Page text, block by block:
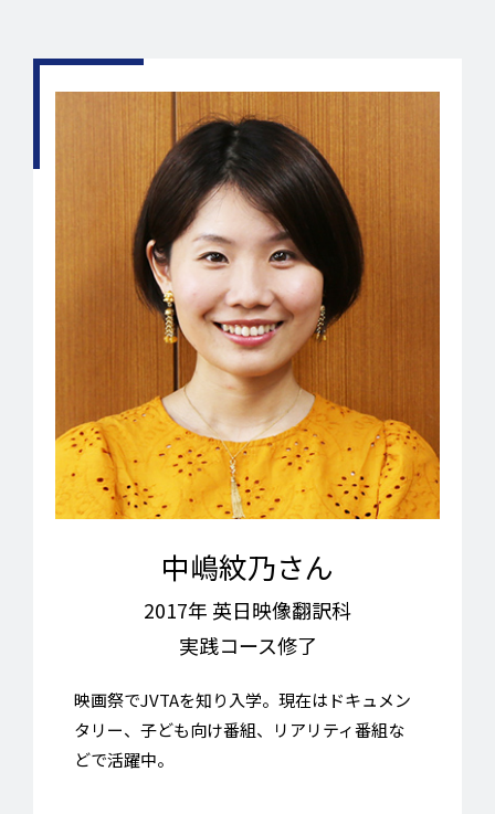
中嶋紋乃さん
2017年 英日映像翻訳科
実践コース修了
映画祭でJVTAを知り入学。現在はドキュメン
タリー、子ども向け番組、リアリティ番組な
どで活躍中。